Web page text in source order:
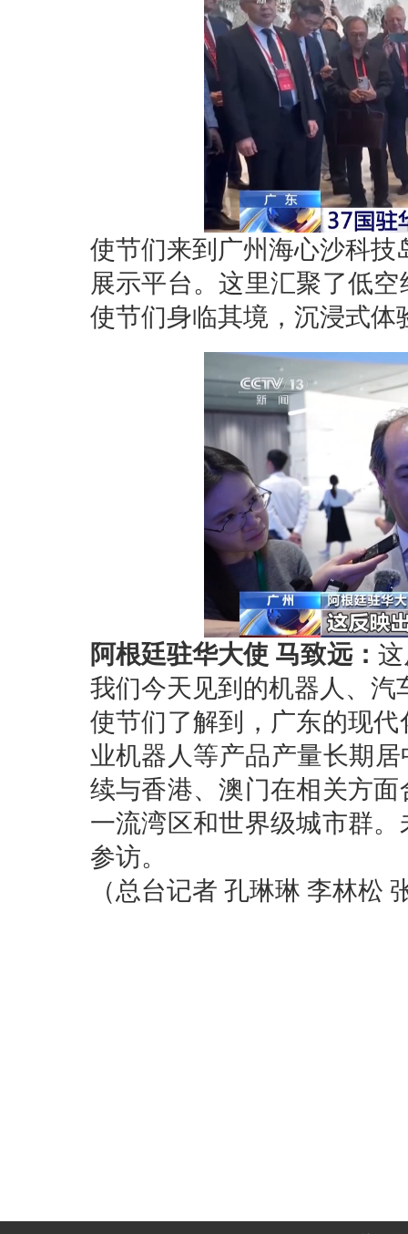
使节们来到广州海心沙科技
展示平台。这里汇聚了低
使节们身临其境，沉浸式体
阿根廷驻华大使 马致远：
我们今天见到的机器人、汽
使节们了解到，广东的现
业机器人等产品产量长期
续与香港、澳门在相关方
一流湾区和世界级城市群
参访。
（总台记者 孔琳琳 李林松